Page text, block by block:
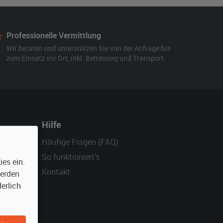
Professionelle Vermittlung
Wir beraten und unterstützen Sie von der Anfrage bis
zum Einsatz vor Ort, inkl. Betreuung und Transport.
Hilfe
Häufige Fragen (FAQ)
So funktioniert's
Kontakt
ein.